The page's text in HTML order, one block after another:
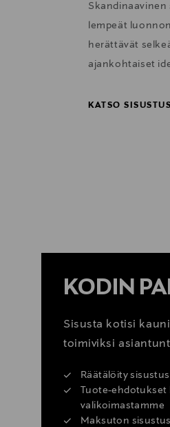
lempeät
herättävät
ajankohtaiset
KATSO
KODIN
Sisusta kotisi
toimiviksi
Räätälöity
Tuote-ehdotukset
valikoimastamme
Maksuton